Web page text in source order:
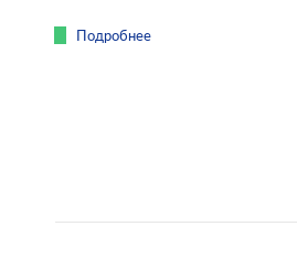
Подробнее